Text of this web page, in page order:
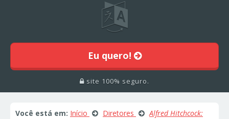
Eu quero!
site 100% seguro.
Você está em: Início Diretores
Alfred Hitchcock: